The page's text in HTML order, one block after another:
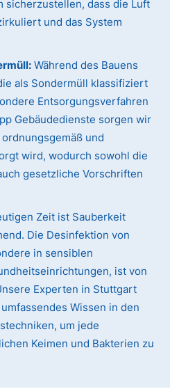
sicherzustellen, dass die Luft
und das System
Während des Bauens
als Sondermüll klassifiziert
Entsorgungsverfahren
Gebäudedienste sorgen wir
und
wird, wodurch sowohl die
gesetzliche Vorschriften
Zeit ist Sauberkeit
Die Desinfektion von
in sensiblen
ist von
Experten in Stuttgart
Wissen in den
um jede
Keimen und Bakterien zu